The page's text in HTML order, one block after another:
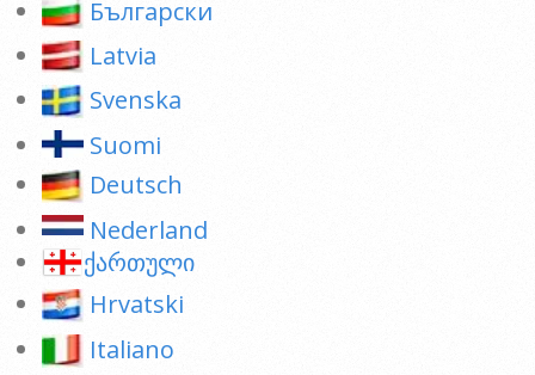
Български
Latvia
Svenska
Suomi
Deutsch
Nederland
ქართული
Hrvatski
Italiano